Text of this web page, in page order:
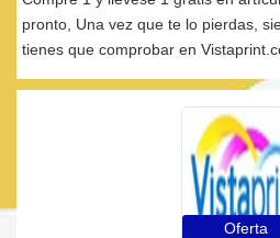
pronto, Una vez que te lo pierdas,
tienes que comprobar en
Oferta